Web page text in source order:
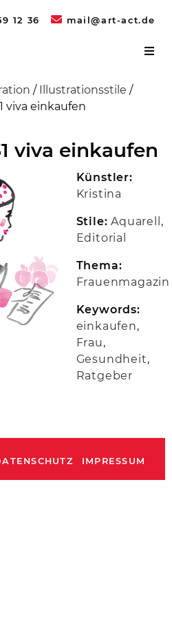
12 36 mail@art-act.de
/ Illustrationsstile /
viva einkaufen
viva einkaufen
Künstler:
Kristina
Stile: Aquarell ,
Editorial
Thema:
Frauenmagazin
Keywords:
einkaufen,
Frau,
Gesundheit,
Ratgeber
IMPRESSUM